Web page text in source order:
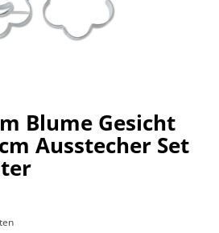
Blume Gesicht
Ausstecher Set